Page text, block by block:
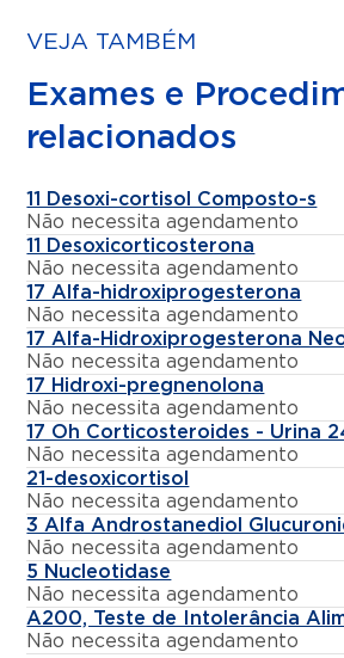
VEJA TAMBÉM
Exames e
relacionados
11 Desoxi-cortisol Composto-s
Não necessita agendamento
11 Desoxicorticosterona
Não necessita agendamento
17 Alfa-hidroxiprogesterona
Não necessita agendamento
17 Alfa-Hidroxiprogesterona
Não necessita agendamento
17 Hidroxi-pregnenolona
Não necessita agendamento
17 Oh Corticosteroides - Urina
Não necessita agendamento
21-desoxicortisol
Não necessita agendamento
3 Alfa Androstanediol
Não necessita agendamento
5 Nucleotidase
Não necessita agendamento
A200, Teste de Intolerância
Não necessita agendamento